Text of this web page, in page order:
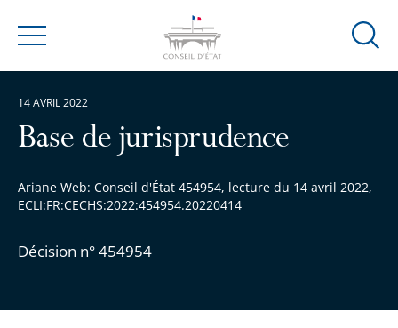
Menu
Ouvrir
Base de jurisprudence
Ariane Web: Conseil d'État 454954, lecture du 14 avril 2022,
ECLI:FR:CECHS:2022:454954.20220414
Décision n° 454954
14 AVRIL 2022